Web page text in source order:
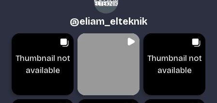
@eliam_elteknik
Thumbnail not
available
Thumbnail not
available